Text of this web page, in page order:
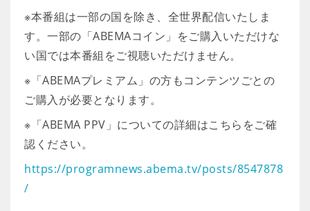
※本番組は一部の国を除き、全世界配信いたしま
す。一部の「ABEMAコイン」をご購入いただけな
い国では本番組をご視聴いただけません。
※「ABEMAプレミアム」の方もコンテンツごとの
ご購入が必要となります。
※「ABEMA PPV」についての詳細はこちらをご確
認ください。
https://programnews.abema.tv/posts/8547878
/